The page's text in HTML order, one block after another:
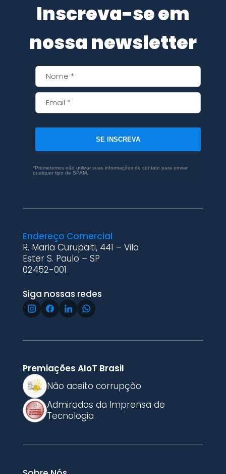
Inscreva-se em
nossa newsletter
SE INSCREVA
*Prometemos não utilizar suas informações de contato para enviar
qualquer tipo de SPAM.
Endereço Comercial
R. Maria Curupaiti, 441 – Vila
Ester S. Paulo – SP
02452-001
Siga nossas redes
Premiações AIoT Brasil
Não aceito corrupção
Admirados da Imprensa de
Tecnologia